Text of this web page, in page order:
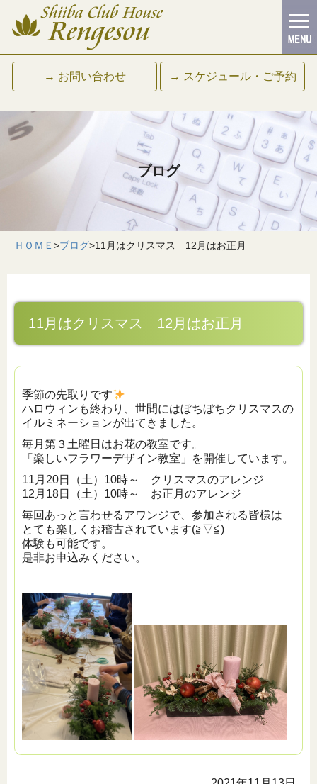
→ お問い合わせ → スケジュール・ご予約
ブログ
ＨＯＭＥ >ブログ>11月はクリスマス 12月はお正月
11月はクリスマス 12月はお正月
季節の先取りです
ハロウィンも終わり、世間にはぼちぼちクリスマスの
イルミネーションが出てきました。
毎月第３土曜日はお花の教室です。
「楽しいフラワーデザイン教室」を開催しています。
11月20日（土）10時～ クリスマスのアレンジ
12月18日（土）10時～ お正月のアレンジ
毎回あっと言わせるアワンジで、参加される皆様は
とても楽しくお稽古されています(≧▽≦)
体験も可能です。
是非お申込みください。